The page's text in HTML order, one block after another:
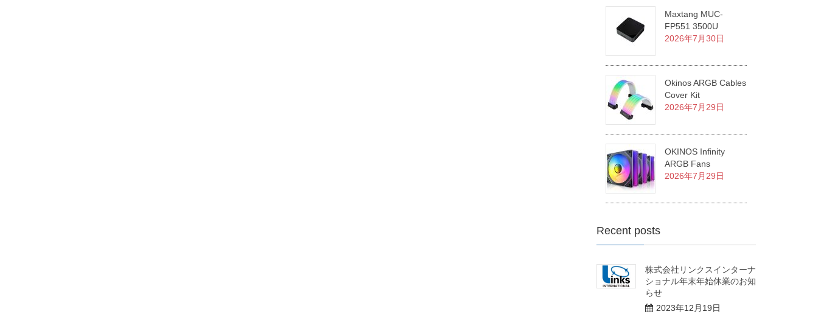
Maxtang MUC-
FP551 3500U
2026年7月30日
Okinos ARGB Cables
Cover Kit
2026年7月29日
OKINOS Infinity
ARGB Fans
2026年7月29日
Recent posts
株式会社リンクスインターナ
ショナル年末年始休業のお知
らせ
2023年12月19日